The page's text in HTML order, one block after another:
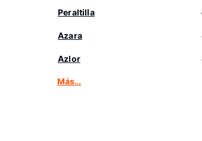
Peraltilla
Azara
Azlor
Más…